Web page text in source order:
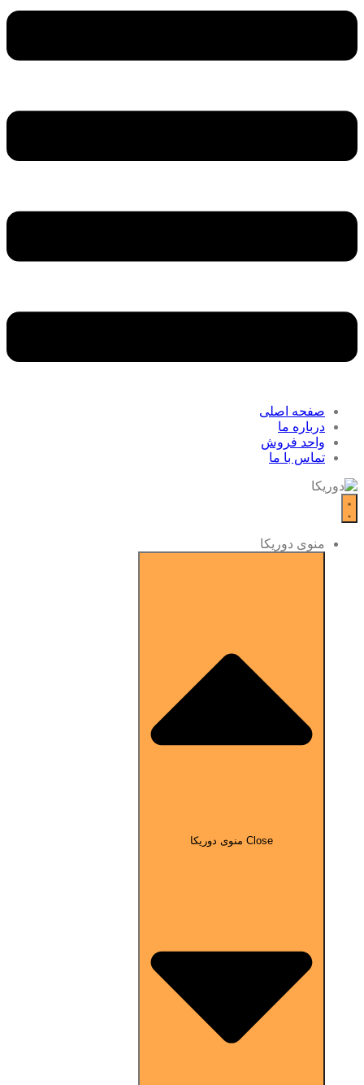
صفحه اصلی
درباره ما
واحد فروش
تماس با ما
منوی دوریکا
Close منوی دوریکا